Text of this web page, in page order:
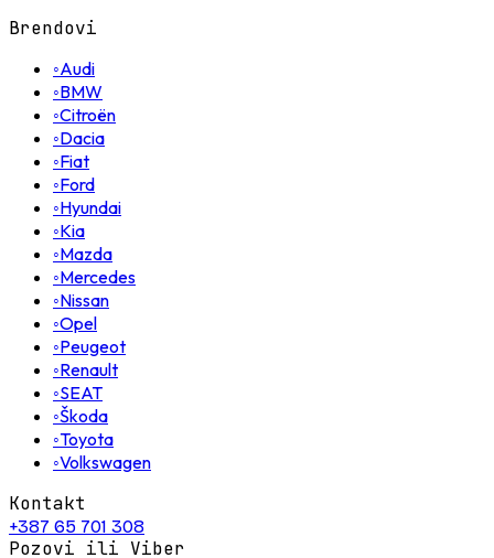
Brendovi
◦Audi
◦BMW
◦Citroën
◦Dacia
◦Fiat
◦Ford
◦Hyundai
◦Kia
◦Mazda
◦Mercedes
◦Nissan
◦Opel
◦Peugeot
◦Renault
◦SEAT
◦Škoda
◦Toyota
◦Volkswagen
Kontakt
+387 65 701 308
Pozovi ili Viber